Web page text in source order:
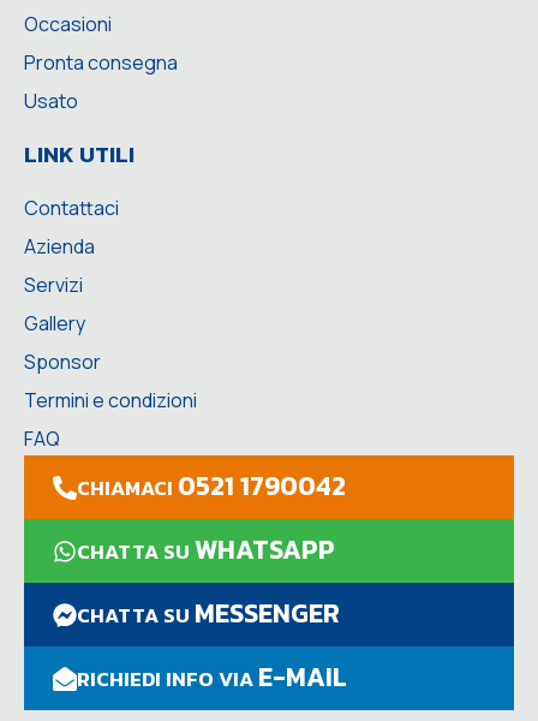
Occasioni
Pronta consegna
Usato
LINK UTILI
Contattaci
Azienda
Servizi
Gallery
Sponsor
Termini e condizioni
FAQ
CHIAMACI 0521 1790042
CHATTA SUWHATSAPP
CHATTA SU MESSENGER
RICHIEDI INFO VIAE-MAIL